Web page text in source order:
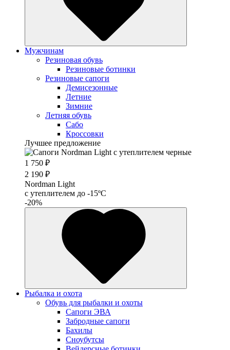
Мужчинам
Резиновая обувь
Резиновые ботинки
Резиновые сапоги
Демисезонные
Летние
Зимние
Летняя обувь
Сабо
Кроссовки
Лучшее предложение
1 750 ₽
2 190 ₽
Nordman Light
c утеплителем до -15ºС
-20%
Рыбалка и охота
Обувь для рыбалки и охоты
Сапоги ЭВА
Забродные сапоги
Бахилы
Сноубутсы